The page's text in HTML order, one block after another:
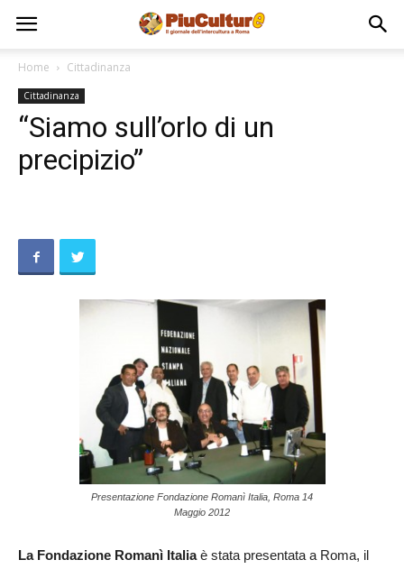
Home Cittadinanza
Cittadinanza
“Siamo sull’orlo di un
precipizio”
Presentazione Fondazione Romanì Italia, Roma 14
Maggio 2012
La Fondazione Romanì Italiaè stata presentata a Roma, il